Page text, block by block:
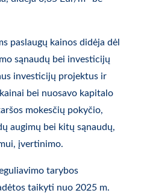
paslaugų kainos didėja dėl
sąnaudų bei investicijų
investicijų projektus ir
bei nuosavo kapitalo
mokesčių pokyčio,
augimų bei kitų sąnaudų,
įvertinimo.
tarybos
taikyti nuo 2025 m.